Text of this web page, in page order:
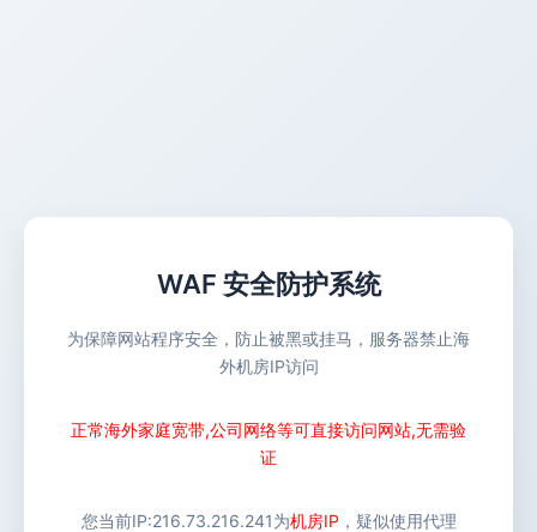
WAF 安全防护系统
为保障网站程序安全，防止被黑或挂马，服务器禁止海
外机房IP访问
正常海外家庭宽带,公司网络等可直接访问网站,无需验
证
您当前IP:216.73.216.241为机房IP ，疑似使用代理